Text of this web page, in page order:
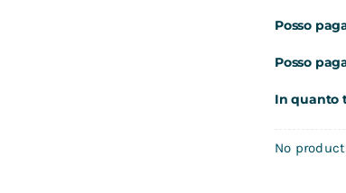
Posso
Posso
In quanto
No